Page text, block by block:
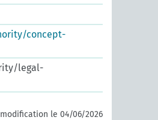
concept-
legal-
le 04/06/2026